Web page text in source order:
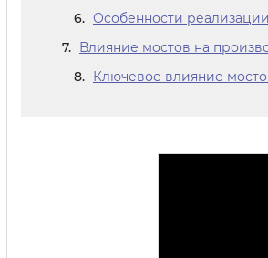
Особенности
Влияние мостов на
Ключевое влияние